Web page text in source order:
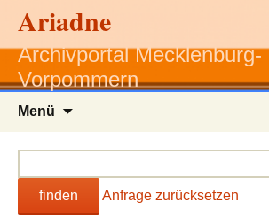
Ariadne
Archivportal Mecklenburg-
Vorpommern
Menü
finden Anfrage zurücksetzen